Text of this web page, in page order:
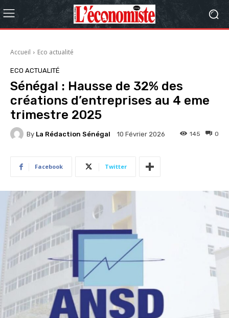
Accueil Eco actualité
ECO ACTUALITÉ
Sénégal : Hausse de 32% des
créations d’entreprises au 4 eme
trimestre 2025
By La Rédaction Sénégal 10 Février 2026 0
145
Facebook Twitter